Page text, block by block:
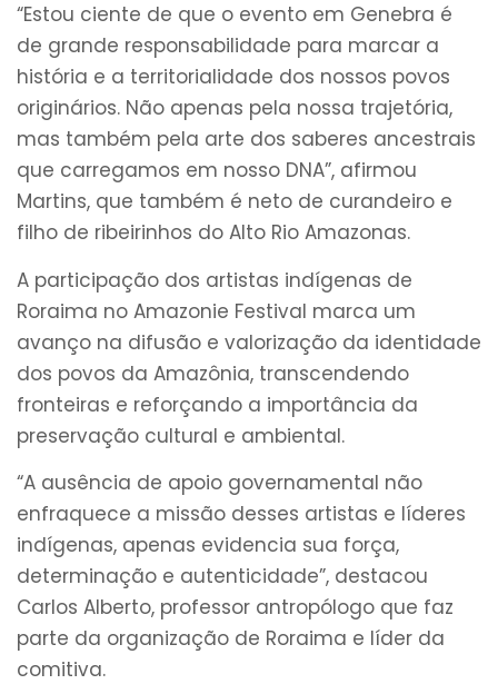
“Estou ciente de que o evento em Genebra é
de grande responsabilidade para marcar a
história e a territorialidade dos nossos povos
originários. Não apenas pela nossa trajetória,
mas também pela arte dos saberes ancestrais
que carregamos em nosso DNA”, afirmou
Martins, que também é neto de curandeiro e
filho de ribeirinhos do Alto Rio Amazonas.
A participação dos artistas indígenas de
Roraima no Amazonie Festival marca um
avanço na difusão e valorização da identidade
dos povos da Amazônia, transcendendo
fronteiras e reforçando a importância da
preservação cultural e ambiental.
“A ausência de apoio governamental não
enfraquece a missão desses artistas e líderes
indígenas, apenas evidencia sua força,
determinação e autenticidade”, destacou
Carlos Alberto, professor antropólogo que faz
parte da organização de Roraima e líder da
comitiva.